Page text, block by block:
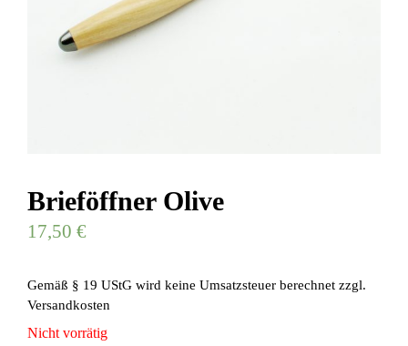
Brieföffner Olive
17,50 €
Gemäß § 19 UStG wird keine Umsatzsteuer berechnet zzgl.
Versandkosten
Nicht vorrätig